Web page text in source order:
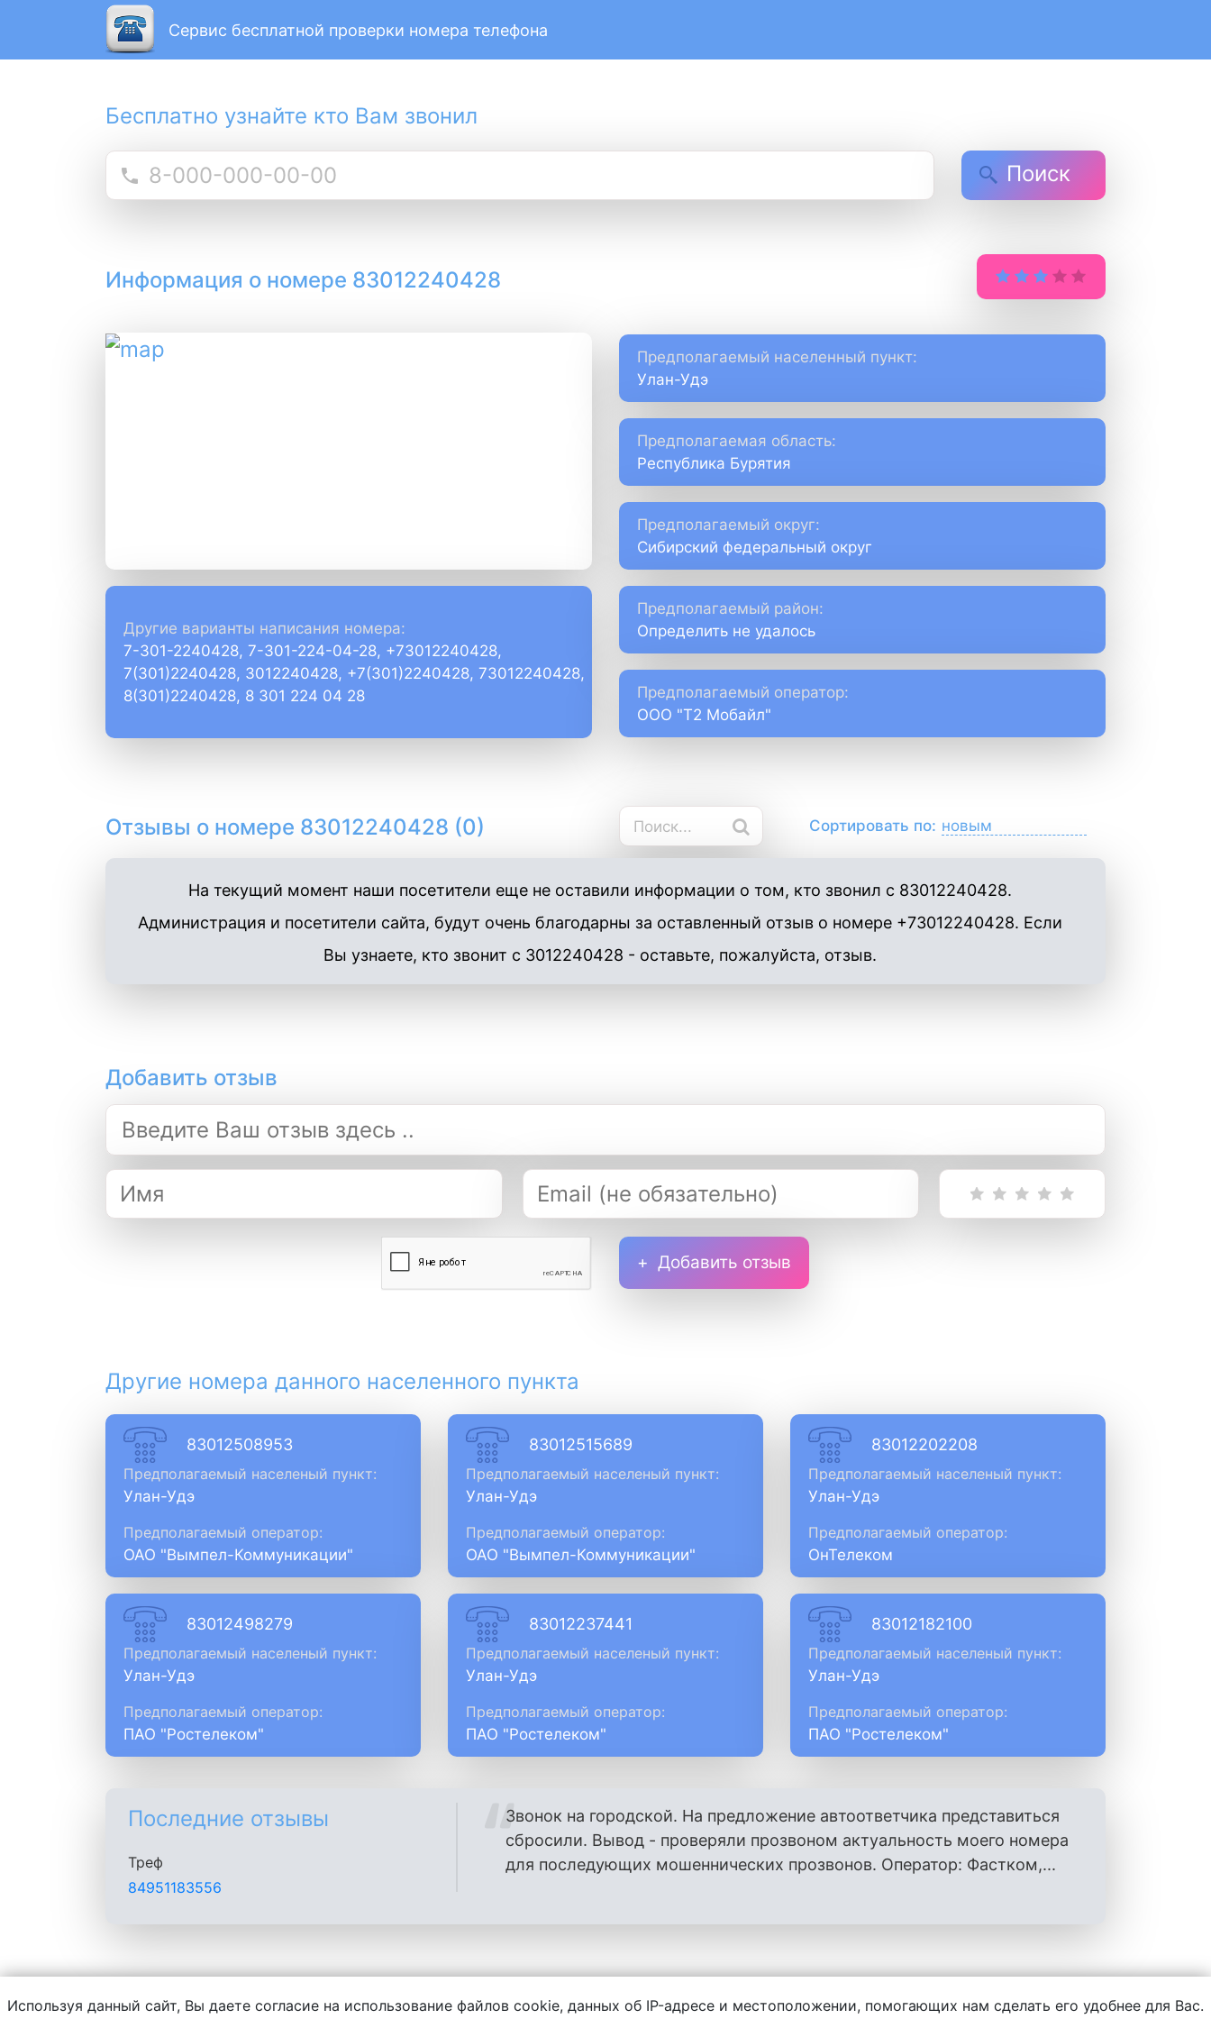
Сервис бесплатной проверки номера телефона
Бесплатно узнайте кто Вам звонил
Поиск
Информация о номере 83012240428
Предполагаемый населенный пункт:
Улан-Удэ
Предполагаемая область:
Республика Бурятия
Предполагаемый округ:
Сибирский федеральный округ
Другие варианты написания номера:
7-301-2240428, 7-301-224-04-28, +73012240428,
7(301)2240428, 3012240428, +7(301)2240428, 73012240428,
8(301)2240428, 8 301 224 04 28
Предполагаемый район:
Определить не удалось
Предполагаемый оператор:
ООО "Т2 Мобайл"
Отзывы о номере 83012240428 (0) Сортировать по:
На текущий момент наши посетители еще не оставили информации о том, кто звонил с 83012240428.
Администрация и посетители сайта, будут очень благодарны за оставленный отзыв о номере +73012240428. Если
Вы узнаете, кто звонит с 3012240428 - оставьте, пожалуйста, отзыв.
Добавить отзыв
Добавить отзыв
Другие номера данного населенного пункта
83012508953
Предполагаемый населеный пункт:
Улан-Удэ
Предполагаемый оператор:
ОАО "Вымпел-Коммуникации"
83012515689
Предполагаемый населеный пункт:
Улан-Удэ
Предполагаемый оператор:
ОАО "Вымпел-Коммуникации"
83012202208
Предполагаемый населеный пункт:
Улан-Удэ
Предполагаемый оператор:
ОнТелеком
83012498279
Предполагаемый населеный пункт:
Улан-Удэ
Предполагаемый оператор:
ПАО "Ростелеком"
83012237441
Предполагаемый населеный пункт:
Улан-Удэ
Предполагаемый оператор:
ПАО "Ростелеком"
83012182100
Предполагаемый населеный пункт:
Улан-Удэ
Предполагаемый оператор:
ПАО "Ростелеком"
Последние отзывы
Треф
84951183556
Звонок на городской. На предложение автоответчика представиться
сбросили. Вывод - проверяли прозвоном актуальность моего номера
для последующих мошеннических прозвонов. Оператор: Фастком,...
Администрация сайта не несет ответственности за содержание комментариев, любой другой информации, написанной пользователями.
Используя данный сайт, Вы даете согласие на использование файлов cookie, данных об IP-адресе и местоположении, помогающих нам сделать его удобнее для Вас.